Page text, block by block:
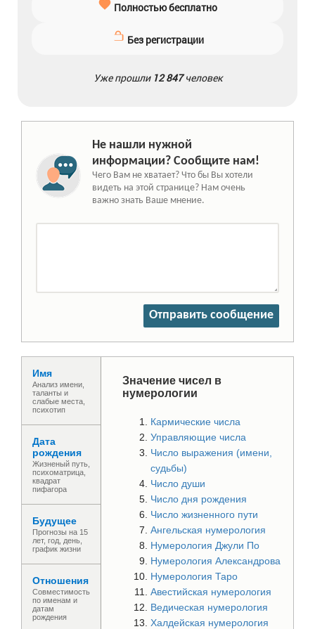
Полностью бесплатно
Без регистрации
Уже прошли 12 847человек
Не нашли нужной
информации? Сообщите нам!
Чего Вам не хватает? Что бы Вы хотели
видеть на этой странице? Нам очень
важно знать Ваше мнение.
Отправить сообщение
Имя
Анализ имени,
таланты и
слабые места,
психотип
Дата
рождения
Жизненый путь,
психоматрица,
квадрат
пифагора
Будущее
Прогнозы на 15
лет, год, день,
график жизни
Отношения
Совместимость
по именам и
датам
рождения
Значение чисел в
нумерологии
Кармические числа
Управляющие числа
Число выражения (имени,
судьбы)
Число души
Число дня рождения
Число жизненного пути
Ангельская нумерология
Нумерология Джули По
Нумерология Александрова
Нумерология Таро
Авестийская нумерология
Ведическая нумерология
Халдейская нумерология